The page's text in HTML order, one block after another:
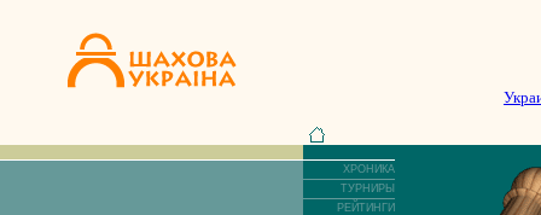
ХРОНИКА
ТУРНИРЫ
РЕЙТИНГИ